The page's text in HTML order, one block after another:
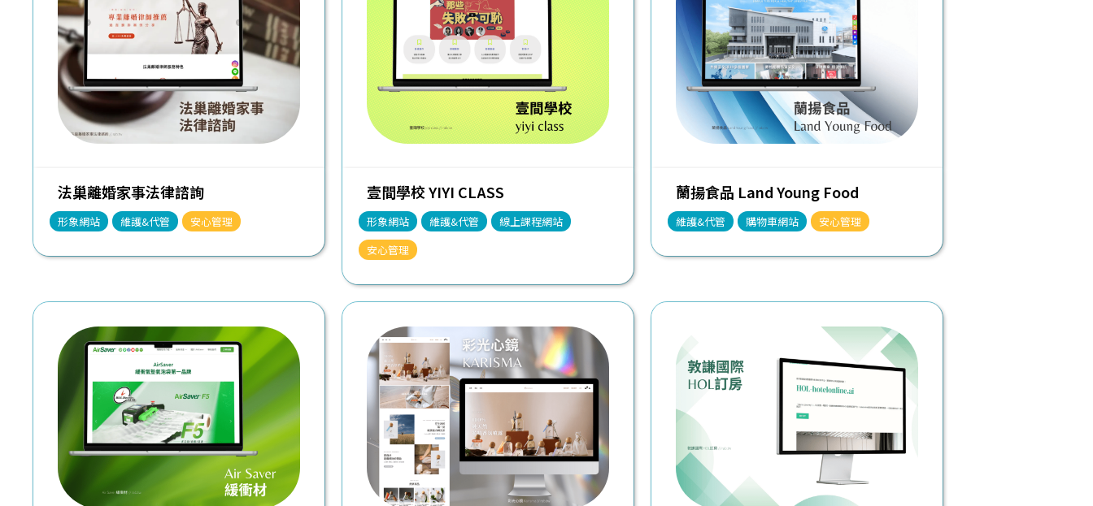
法巢離婚家事法律諮詢
形象網站 維護&代管 安心管理
壹間學校 YIYI CLASS
形象網站 維護&代管
線上課程網站
安心管理
蘭揚食品 Land Young Food
維護&代管 購物車網站 安心管理